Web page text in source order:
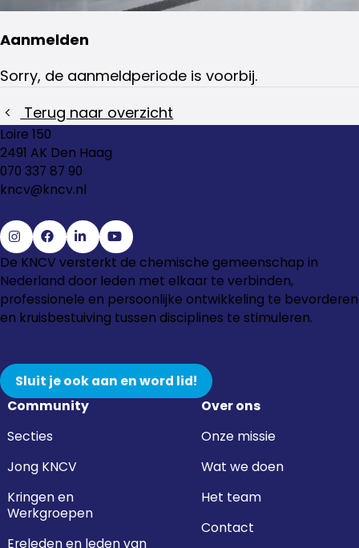
Aanmelden
Sorry, de aanmeldperiode is voorbij.
Terug naar overzicht
Loire 150
2491 AK Den Haag
070 337 87 90
kncv@kncv.nl
Ga
naar
Instagram
Ga
naar
Facebook
Ga
naar
LinkedIn
Ga
naar
YouTube
Community
Secties
Jong KNCV
Kringen en
Werkgroepen
Ereleden en leden van
Over ons
Onze missie
Wat we doen
Het team
Contact
De KNCV versterkt de chemische gemeenschap in
Nederland door leden met elkaar te verbinden,
professionele en persoonlijke ontwikkeling te bevorderen
en kruisbestuiving tussen disciplines te stimuleren.
Sluit je ook aan en word lid!